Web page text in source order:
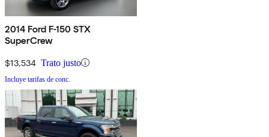
2014 Ford F-150 STX
SuperCrew
$13,534 Trato justo
Incluye tarifas de conc.